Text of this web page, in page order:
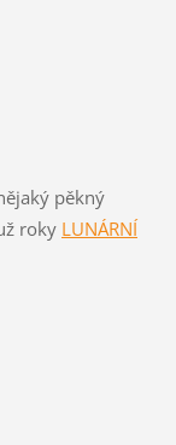
pěkný
roky LUNÁRNÍ